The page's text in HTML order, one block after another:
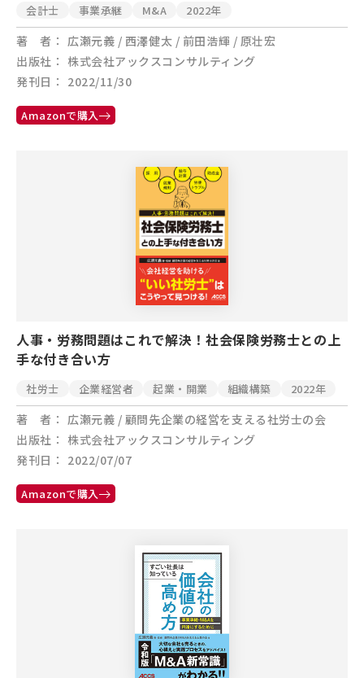
会計士 事業承継 M&A 2022年
著 者
広瀬元義 / 西澤健太 / 前田浩輝 / 原壮宏
出版社
株式会社アックスコンサルティング
発刊日
2022/11/30
Amazonで購入
人事・労務問題はこれで解決！社会保険労務士との上
手な付き合い方
社労士 企業経営者 起業・開業 組織構築 2022年
著 者
広瀬元義 / 顧問先企業の経営を支える社労士の会
出版社
株式会社アックスコンサルティング
発刊日
2022/07/07
Amazonで購入